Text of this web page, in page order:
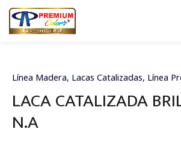
contenido
Línea Madera, Lacas Catalizadas, Línea
LACA CATALIZADA
N.A
BRILLANTE
cantidad